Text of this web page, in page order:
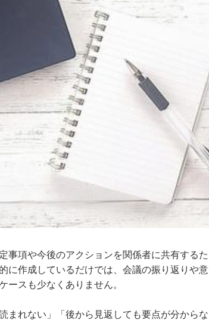
事項や今後のアクションを関係者に共有するた
に作成しているだけでは、会議の振り返りや意
ースも少なくありません。
まれない」「後から見返しても要点が分からな